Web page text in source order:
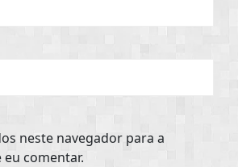
neste navegador para a
comentar.